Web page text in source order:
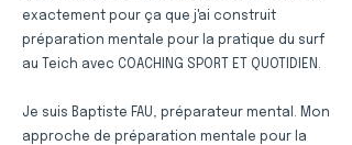
exactement pour ça que j'ai construit
préparation mentale pour la pratique du surf
au Teich avec COACHING SPORT ET QUOTIDIEN.
Je suis Baptiste FAU, préparateur mental. Mon
approche de préparation mentale pour la